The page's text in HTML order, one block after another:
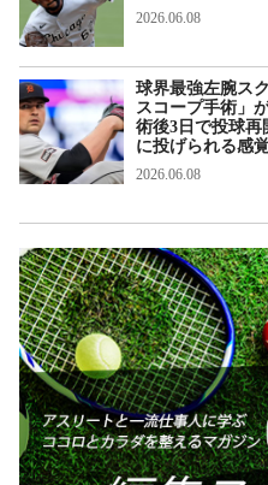
2026.06.08
球界最強左腕ス
スコープ手術」
術後3日で投球
に投げられる感
2026.06.08